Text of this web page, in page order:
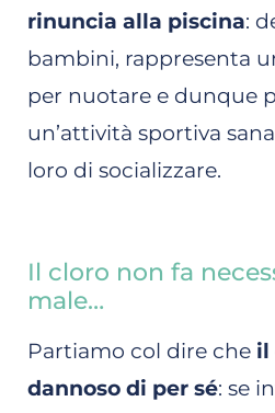
rinuncia alla piscina:
bambini, rappresenta
per nuotare e dunque
un’attività sportiva
loro di socializzare.
Il cloro non fa
male…
Partiamo col dire che il
dannoso di per sé: se